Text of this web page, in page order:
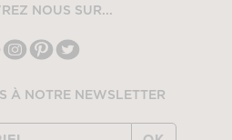
NOUS SUR...
À NOTRE NEWSLETTER